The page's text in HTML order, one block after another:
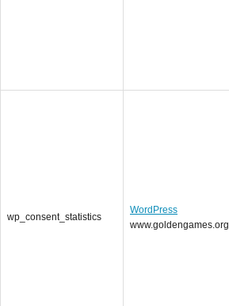
wp_consent_statistics
WordPress
www.goldengames.org